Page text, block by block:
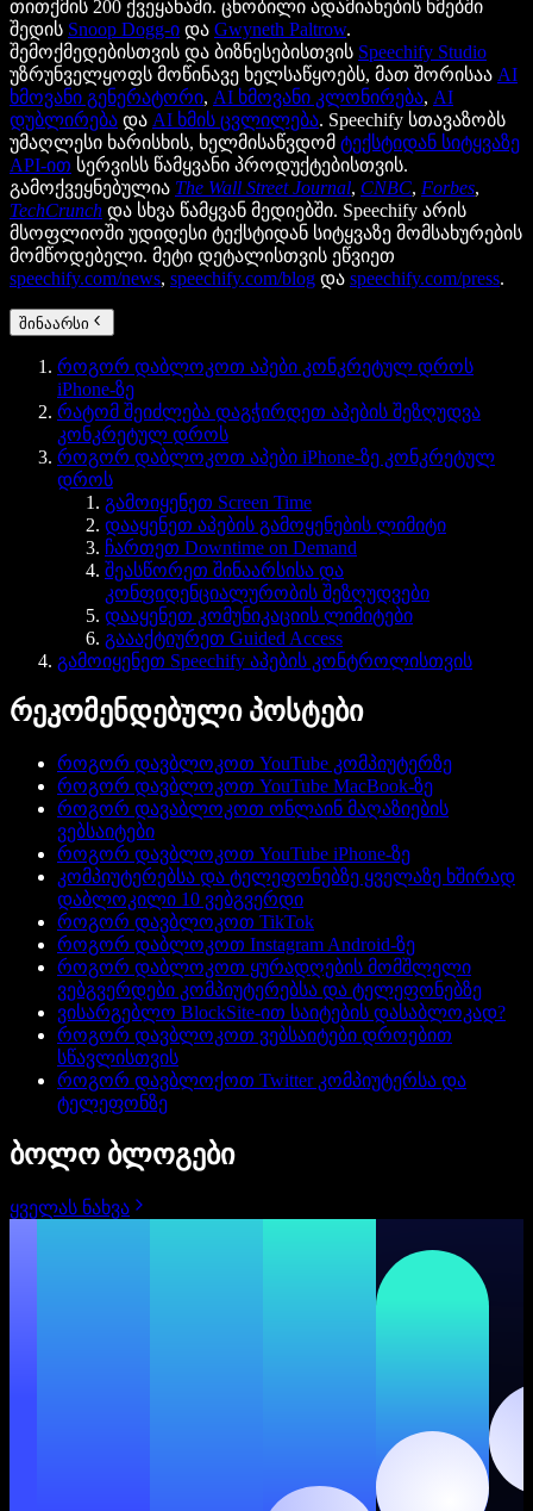
თითქმის 200 ქვეყანაში. ცნობილი ადამიანების ხმებში
შედის Snoop Dogg-ი და Gwyneth Paltrow.
შემოქმედებისთვის და ბიზნესებისთვის Speechify Studio
უზრუნველყოფს მოწინავე ხელსაწყოებს, მათ შორისაა AI
ხმოვანი გენერატორი, AI ხმოვანი კლონირება, AI
დუბლირება და AI ხმის ცვლილება. Speechify სთავაზობს
უმაღლესი ხარისხის, ხელმისაწვდომ ტექსტიდან სიტყვაზე
API-ით სერვისს წამყვანი პროდუქტებისთვის.
გამოქვეყნებულია The Wall Street Journal, CNBC, Forbes,
TechCrunch და სხვა წამყვან მედიებში. Speechify არის
მსოფლიოში უდიდესი ტექსტიდან სიტყვაზე მომსახურების
მომწოდებელი. მეტი დეტალისთვის ეწვიეთ
speechify.com/news, speechify.com/blog და speechify.com/press.
შინაარსი
როგორ დაბლოკოთ აპები კონკრეტულ დროს
iPhone-ზე
რატომ შეიძლება დაგჭირდეთ აპების შეზღუდვა
კონკრეტულ დროს
როგორ დაბლოკოთ აპები iPhone-ზე კონკრეტულ
დროს
გამოიყენეთ Screen Time
დააყენეთ აპების გამოყენების ლიმიტი
ჩართეთ Downtime on Demand
შეასწორეთ შინაარსისა და
კონფიდენციალურობის შეზღუდვები
დააყენეთ კომუნიკაციის ლიმიტები
გაააქტიურეთ Guided Access
გამოიყენეთ Speechify აპების კონტროლისთვის
რეკომენდებული პოსტები
როგორ დავბლოკოთ YouTube კომპიუტერზე
როგორ დავბლოკოთ YouTube MacBook-ზე
როგორ დავაბლოკოთ ონლაინ მაღაზიების
ვებსაიტები
როგორ დავბლოკოთ YouTube iPhone-ზე
კომპიუტერებსა და ტელეფონებზე ყველაზე ხშირად
დაბლოკილი 10 ვებგვერდი
როგორ დავბლოკოთ TikTok
როგორ დაბლოკოთ Instagram Android-ზე
როგორ დაბლოკოთ ყურადღების მომშლელი
ვებგვერდები კომპიუტერებსა და ტელეფონებზე
ვისარგებლო BlockSite-ით საიტების დასაბლოკად?
როგორ დავბლოკოთ ვებსაიტები დროებით
სწავლისთვის
როგორ დავბლოქოთ Twitter კომპიუტერსა და
ტელეფონზე
ბოლო ბლოგები
ყველას ნახვა